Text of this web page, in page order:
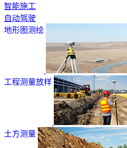
智能施工
自动驾驶
地形图测绘
工程测量放样
土方测量